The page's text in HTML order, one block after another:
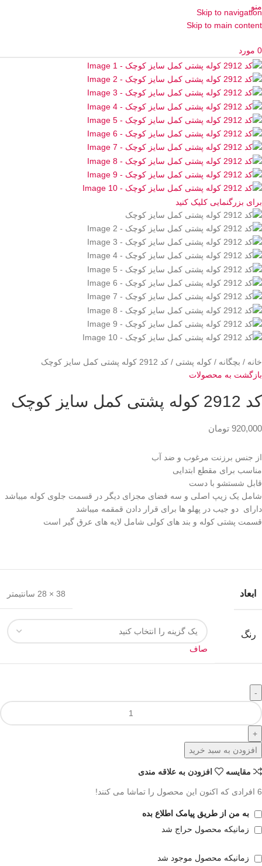
Skip to navigation
Skip to main content
منو
0 مورد
برای بزرگنمایی کلیک کنید
خانه بچگانه کوله پشتی
کد 2912 کوله پشتی کمل سایز کوچک
بازگشت به محصولات
کد 2912 کوله پشتی کمل سایز کوچک
920,000 تومان
از جنس برزنت مرغوب و ضد آب
مناسب برای مقطع ابتدایی
قابل شستشو با دست
شامل یک زیپ اصلی و سه فضای مجزای دیگر در قسمت جلوی کوله میباشد
دارای دو جیب در پهلو ها برای قرار دادن قمقمه میباشد
قسمت پشتی کوله و بند های کولی شامل لایه های عرق گیر است
ابعاد 38 × 28 سانتیمتر
رنگ
صاف
افزودن به سبد خرید
مقايسه افزودن به علاقه مندی
6 افرادی که اکنون این محصول را تماشا می کنند!
به من از طریق پیامک اطلاع بده
زمانیکه محصول حراج شد
زمانیکه محصول موجود شد